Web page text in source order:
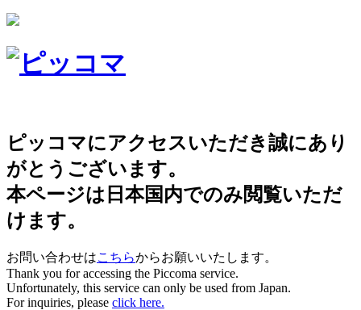
ピッコマにアクセスいただき誠にあり
がとうございます。
本ページは日本国内でのみ閲覧いただ
けます。
お問い合わせはこちらからお願いいたします。
Thank you for accessing the Piccoma service.
Unfortunately, this service can only be used from Japan.
For inquiries, please click here.